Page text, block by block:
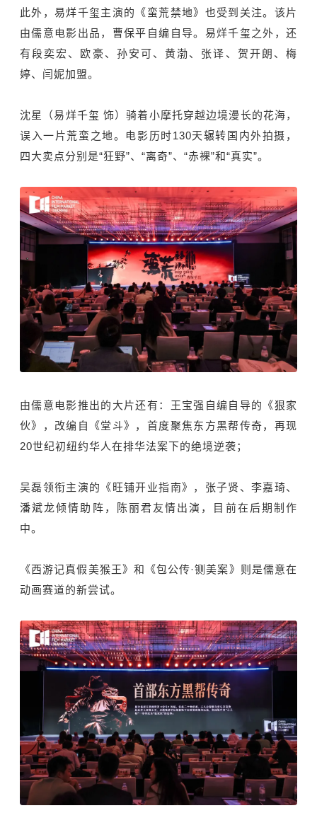
此外，易烊千玺主演的《蛮荒禁地》也受到关注。该片
由儒意电影出品，曹保平自编自导。易烊千玺之外，还
有段奕宏、欧豪、孙安可、黄渤、张译、贺开朗、梅
婷、闫妮加盟。
沈星（易烊千玺 饰）骑着小摩托穿越边境漫长的花海，
误入一片荒蛮之地。电影历时130天辗转国内外拍摄，
四大卖点分别是“狂野”、“离奇”、“赤裸”和“真实”。
由儒意电影推出的大片还有：王宝强自编自导的《狠家
伙》，改编自《堂斗》，首度聚焦东方黑帮传奇，再现
20世纪初纽约华人在排华法案下的绝境逆袭；
吴磊领衔主演的《旺铺开业指南》，张子贤、李嘉琦、
潘斌龙倾情助阵，陈丽君友情出演，目前在后期制作
中。
《西游记真假美猴王》和《包公传·铡美案》则是儒意在
动画赛道的新尝试。